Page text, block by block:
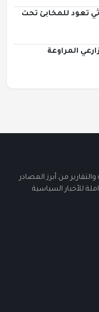
تعود للمخابئ تحت
المراوعة
من أبرز المصادر
للأخبار السياسية